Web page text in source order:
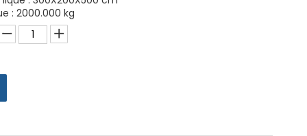
: 2000.000 kg